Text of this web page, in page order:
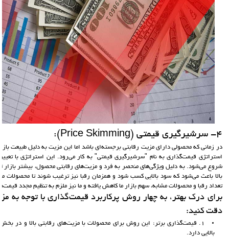
4- سرشیرگیری قیمتی (Price Skimming):
در زمانی که محصولی دارای مزیت رقابتی برجسته‌ای باشد اما این مزیت به دلیل طبیعت
استراتژی قیمت‌گذاری به نام "سرشیرگیری قیمتی" به کار می‌رود. این استراتژی با
شروع می‌شود. به دلیل ویژگی‌های منحصر به فرد و مزیت‌های رقابتی محصول، بیشتر
بالا باعث می‌شود که سود بالایی کسب شود و همزمان رقبا نیز ترغیب شوند تا محصولات
تعداد رقبا و محصولات مشابه، سهم بازار ما کاهش یافته و ما نیز ملزم به تنظیم مجدد
برای درک بهتر، به چهار روش پرکاربرد قیمت‌گذاری با توجه به
دقت کنید:
1. قیمت‌گذاری برتر: این روش برای محصولات با مزیت‌های رقابتی بالا و در
بالایی دارد.